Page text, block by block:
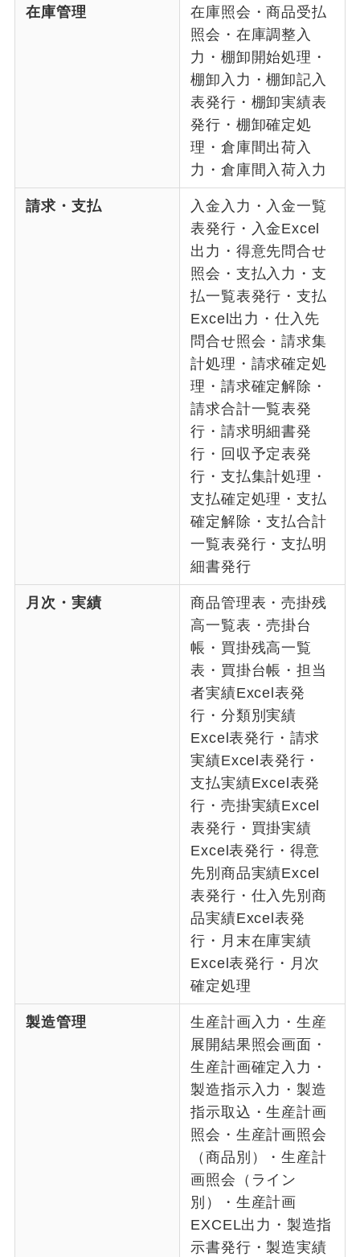
在庫管理
在庫照会・商品受払
照会・在庫調整入
力・棚卸開始処理・
棚卸入力・棚卸記入
表発行・棚卸実績表
発行・棚卸確定処
理・倉庫間出荷入
力・倉庫間入荷入力
請求・支払
入金入力・入金一覧
表発行・入金Excel
出力・得意先問合せ
照会・支払入力・支
払一覧表発行・支払
Excel出力・仕入先
問合せ照会・請求集
計処理・請求確定処
理・請求確定解除・
請求合計一覧表発
行・請求明細書発
行・回収予定表発
行・支払集計処理・
支払確定処理・支払
確定解除・支払合計
一覧表発行・支払明
細書発行
月次・実績
商品管理表・売掛残
高一覧表・売掛台
帳・買掛残高一覧
表・買掛台帳・担当
者実績Excel表発
行・分類別実績
Excel表発行・請求
実績Excel表発行・
支払実績Excel表発
行・売掛実績Excel
表発行・買掛実績
Excel表発行・得意
先別商品実績Excel
表発行・仕入先別商
品実績Excel表発
行・月末在庫実績
Excel表発行・月次
確定処理
製造管理
生産計画入力・生産
展開結果照会画面・
生産計画確定入力・
製造指示入力・製造
指示取込・生産計画
照会・生産計画照会
（商品別）・生産計
画照会（ライン
別）・生産計画
EXCEL出力・製造指
示書発行・製造実績